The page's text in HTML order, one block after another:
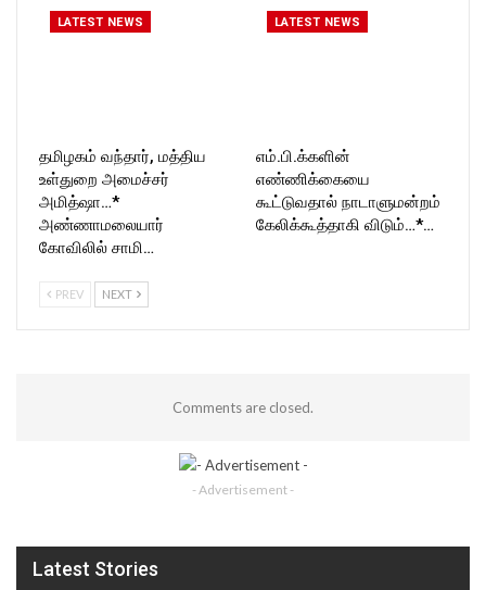
LATEST NEWS
தமிழகம் வந்தார், மத்திய
உள்துறை அமைச்சர்
அமித்ஷா…*
அண்ணாமலையார்
கோவிலில் சாமி…
LATEST NEWS
எம்.பி.க்களின்
எண்ணிக்கையை
கூட்டுவதால் நாடாளுமன்றம்
கேலிக்கூத்தாகி விடும்…*…
PREV NEXT
Comments are closed.
- Advertisement -
Latest Stories